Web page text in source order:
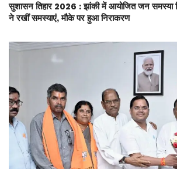
सुशासन तिहार 2026 : झांकी में आयोजित जन समस्या
ने रखीं समस्याएं, मौके पर हुआ निराकरण